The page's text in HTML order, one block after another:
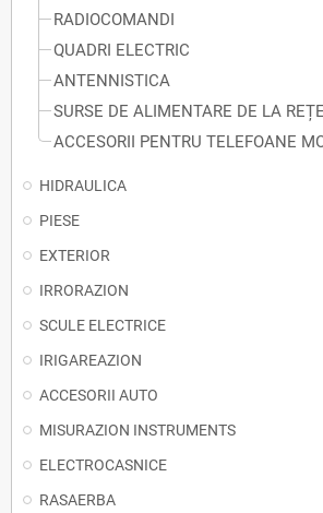
RADIOCOMANDI
QUADRI ELECTRIC
ANTENNISTICA
SURSE DE ALIMENTARE DE LA
ACCESORII PENTRU TELEFOANE
HIDRAULICA
PIESE
EXTERIOR
IRRORAZION
SCULE ELECTRICE
IRIGAREAZION
ACCESORII AUTO
MISURAZION INSTRUMENTS
ELECTROCASNICE
RASAERBA